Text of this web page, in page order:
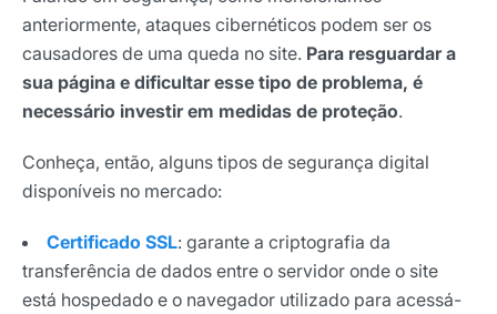
anteriormente, ataques cibernéticos podem ser os
causadores de uma queda no site. Para resguardar a
sua página e dificultar esse tipo de problema, é
necessário investir em medidas de proteção.
Conheça, então, alguns tipos de segurança digital
disponíveis no mercado:
Certificado SSL: garante a criptografia da
transferência de dados entre o servidor onde o site
está hospedado e o navegador utilizado para acessá-